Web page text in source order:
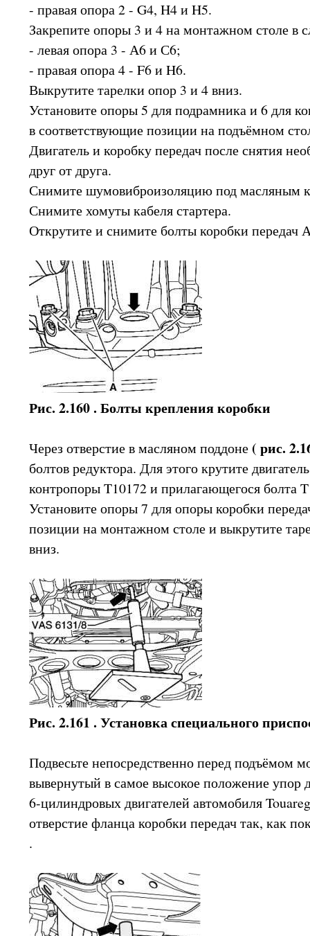
- правая опора 2 - G4, H4 и H5.
Закрепите опоры 3 и 4 на монтажном столе в
- левая опора 3 - А6 и С6;
- правая опора 4 - F6 и H6.
Выкрутите тарелки опор 3 и 4 вниз.
Установите опоры 5 для подрамника и 6 для
в соответствующие позиции на подъёмном
Двигатель и коробку передач после снятия
друг от друга.
Снимите шумовиброизоляцию под масляным
Снимите хомуты кабеля стартера.
Открутите и снимите болты коробки передач
Рис. 2.160 . Болты крепления коробки
Через отверстие в масляном поддоне ( рис.
болтов редуктора. Для этого крутите
контропоры T10172 и прилагающегося болта
Установите опоры 7 для опоры коробки
позиции на монтажном столе и выкрутите
вниз.
Рис. 2.161 . Установка специального
Подвесьте непосредственно перед подъёмом
вывернутый в самое высокое положение упор
6-цилиндровых двигателей автомобиля
отверстие фланца коробки передач так, как
.